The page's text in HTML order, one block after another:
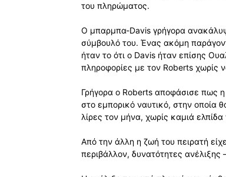
του πληρώματος.
Ο μπαρμπα-Davis γρήγορα
σύμβουλό του. Ένας ακόμη
ήταν το ότι ο Davis ήταν επίσης
πληροφορίες με τον Roberts χωρίς
Γρήγορα ο Roberts αποφάσισε πως η
στο εμπορικό ναυτικό, στην οποία
λίρες τον μήνα, χωρίς καμιά
Από την άλλη η ζωή του πειρατή
περιβάλλον, δυνατότητες ανέλιξης